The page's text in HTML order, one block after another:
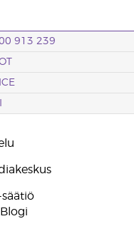
913 239
säätiö